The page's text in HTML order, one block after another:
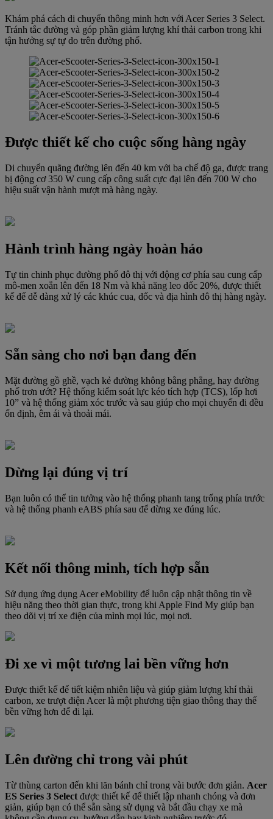
Khám phá cách di chuyển thông minh hơn với Acer Series 3 Select.
Tránh tắc đường và góp phần giảm lượng khí thải carbon trong khi
tận hưởng sự tự do trên đường phố.
Được thiết kế cho cuộc sống hàng ngày
Di chuyển quãng đường lên đến 40 km với ba chế độ ga, được trang
bị động cơ 350 W cung cấp công suất cực đại lên đến 700 W cho
hiệu suất vận hành mượt mà hàng ngày.
Hành trình hàng ngày hoàn hảo
Tự tin chinh phục đường phố đô thị với động cơ phía sau cung cấp
mô-men xoắn lên đến 18 Nm và khả năng leo dốc 20%, được thiết
kế để dễ dàng xử lý các khúc cua, dốc và địa hình đô thị hàng ngày.
Sẵn sàng cho nơi bạn đang đến
Mặt đường gồ ghề, vạch kẻ đường không bằng phẳng, hay đường
phố trơn ướt? Hệ thống kiểm soát lực kéo tích hợp (TCS), lốp hơi
10” và hệ thống giảm xóc trước và sau giúp cho mọi chuyến đi đều
ổn định, êm ái và thoải mái.
Dừng lại đúng vị trí
Bạn luôn có thể tin tưởng vào hệ thống phanh tang trống phía trước
và hệ thống phanh eABS phía sau để dừng xe đúng lúc.
Kết nối thông minh, tích hợp sẵn
Sử dụng ứng dụng Acer eMobility để luôn cập nhật thông tin về
hiệu năng theo thời gian thực, trong khi Apple Find My giúp bạn
theo dõi vị trí xe điện của mình mọi lúc, mọi nơi.
Đi xe vì một tương lai bền vững hơn
Được thiết kế để tiết kiệm nhiên liệu và giúp giảm lượng khí thải
carbon, xe trượt điện Acer là một phương tiện giao thông thay thế
bền vững hơn để đi lại.
Lên đường chỉ trong vài phút
Từ thùng carton đến khi lăn bánh chỉ trong vài bước đơn giản. Acer
ES Series 3 Select được thiết kế để thiết lập nhanh chóng và đơn
giản, giúp bạn có thể sẵn sàng sử dụng và bắt đầu chạy xe mà